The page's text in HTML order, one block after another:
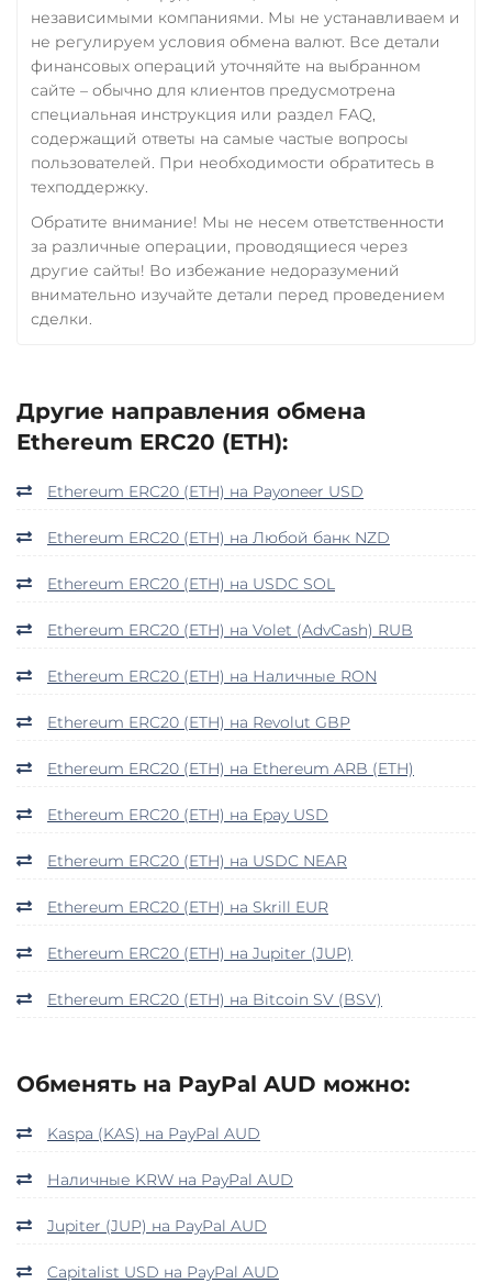
независимыми компаниями. Мы не устанавливаем и
не регулируем условия обмена валют. Все детали
финансовых операций уточняйте на выбранном
сайте – обычно для клиентов предусмотрена
специальная инструкция или раздел FAQ,
содержащий ответы на самые частые вопросы
пользователей. При необходимости обратитесь в
техподдержку.
Обратите внимание! Мы не несем ответственности
за различные операции, проводящиеся через
другие сайты! Во избежание недоразумений
внимательно изучайте детали перед проведением
сделки.
Другие направления обмена
Ethereum ERC20 (ETH):
Ethereum ERC20 (ETH) на Payoneer USD
Ethereum ERC20 (ETH) на Любой банк NZD
Ethereum ERC20 (ETH) на USDC SOL
Ethereum ERC20 (ETH) на Volet (AdvCash) RUB
Ethereum ERC20 (ETH) на Наличные RON
Ethereum ERC20 (ETH) на Revolut GBP
Ethereum ERC20 (ETH) на Ethereum ARB (ETH)
Ethereum ERC20 (ETH) на Epay USD
Ethereum ERC20 (ETH) на USDC NEAR
Ethereum ERC20 (ETH) на Skrill EUR
Ethereum ERC20 (ETH) на Jupiter (JUP)
Ethereum ERC20 (ETH) на Bitcoin SV (BSV)
Обменять на PayPal AUD можно:
Kaspa (KAS) на PayPal AUD
Наличные KRW на PayPal AUD
Jupiter (JUP) на PayPal AUD
Capitalist USD на PayPal AUD